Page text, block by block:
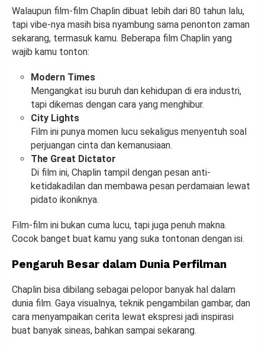
Walaupun film-film Chaplin dibuat lebih dari 80 tahun lalu,
tapi vibe-nya masih bisa nyambung sama penonton zaman
sekarang, termasuk kamu. Beberapa film Chaplin yang
wajib kamu tonton:
Modern Times
Mengangkat isu buruh dan kehidupan di era industri,
tapi dikemas dengan cara yang menghibur.
City Lights
Film ini punya momen lucu sekaligus menyentuh soal
perjuangan cinta dan kemanusiaan.
The Great Dictator
Di film ini, Chaplin tampil dengan pesan anti-
ketidakadilan dan membawa pesan perdamaian lewat
pidato ikoniknya.
Film-film ini bukan cuma lucu, tapi juga penuh makna.
Cocok banget buat kamu yang suka tontonan dengan isi.
Pengaruh Besar dalam Dunia Perfilman
Chaplin bisa dibilang sebagai pelopor banyak hal dalam
dunia film. Gaya visualnya, teknik pengambilan gambar, dan
cara menyampaikan cerita lewat ekspresi jadi inspirasi
buat banyak sineas, bahkan sampai sekarang.